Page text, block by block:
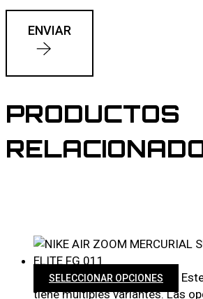
ENVIAR
PRODUCTOS
SELECCIONAR OPCIONES
tiene múltiples variantes. Las